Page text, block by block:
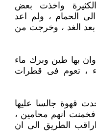
واخذت بعض
الحمام ، ولم اعد
الغد ، وخرجت من
بها طين وبرك ماء
، تعوم فى قطرات
قهوة جالسا عليها
انهم محامين ،
الطريق الى ان